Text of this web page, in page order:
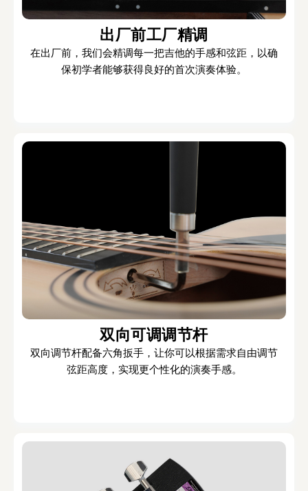
出厂前工厂精调
在出厂前，我们会精调每一把吉他的手感和弦距，以确
保初学者能够获得良好的首次演奏体验。
双向可调调节杆
双向调节杆配备六角扳手，让你可以根据需求自由调节
弦距高度，实现更个性化的演奏手感。